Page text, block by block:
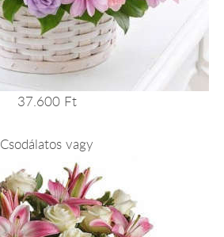
37.600 Ft
Csodálatos vagy